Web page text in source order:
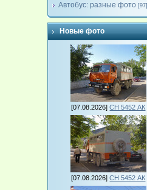
Автобус: разные фото [97]
Новые фото
[07.08.2026]СН 5452 АК
[07.08.2026]СН 5452 АК